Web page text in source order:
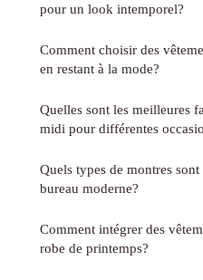
pour un look intemporel?
Comment choisir des
en restant à la mode?
Quelles sont les meilleures
midi pour différentes
Quels types de montres
bureau moderne?
Comment intégrer des
robe de printemps?